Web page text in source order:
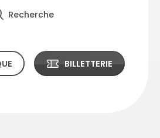
Recherche
BILLETTERIE